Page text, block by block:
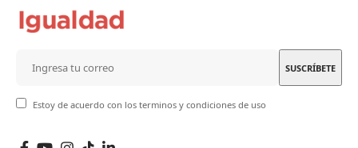
Estoy de acuerdo con los terminos y condiciones de uso